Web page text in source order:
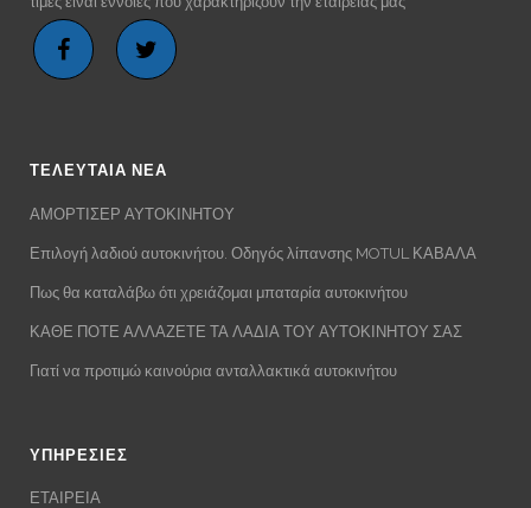
ΤΕΛΕΥΤΑΙΑ ΝΕΑ
ΑΜΟΡΤΙΣΕΡ ΑΥΤΟΚΙΝΗΤΟΥ
Επιλογή λαδιού αυτοκινήτου. Οδηγός λίπανσης MOTUL ΚΑΒΑΛΑ
Πως θα καταλάβω ότι χρειάζομαι μπαταρία αυτοκινήτου
ΚΑΘΕ ΠΟΤΕ ΑΛΛΑΖΕΤΕ ΤΑ ΛΑΔΙΑ ΤΟΥ ΑΥΤΟΚΙΝΗΤΟΥ ΣΑΣ
Γιατί να προτιμώ καινούρια ανταλλακτικά αυτοκινήτου
ΥΠΗΡΕΣΙΕΣ
ΕΤΑΙΡΕΙΑ